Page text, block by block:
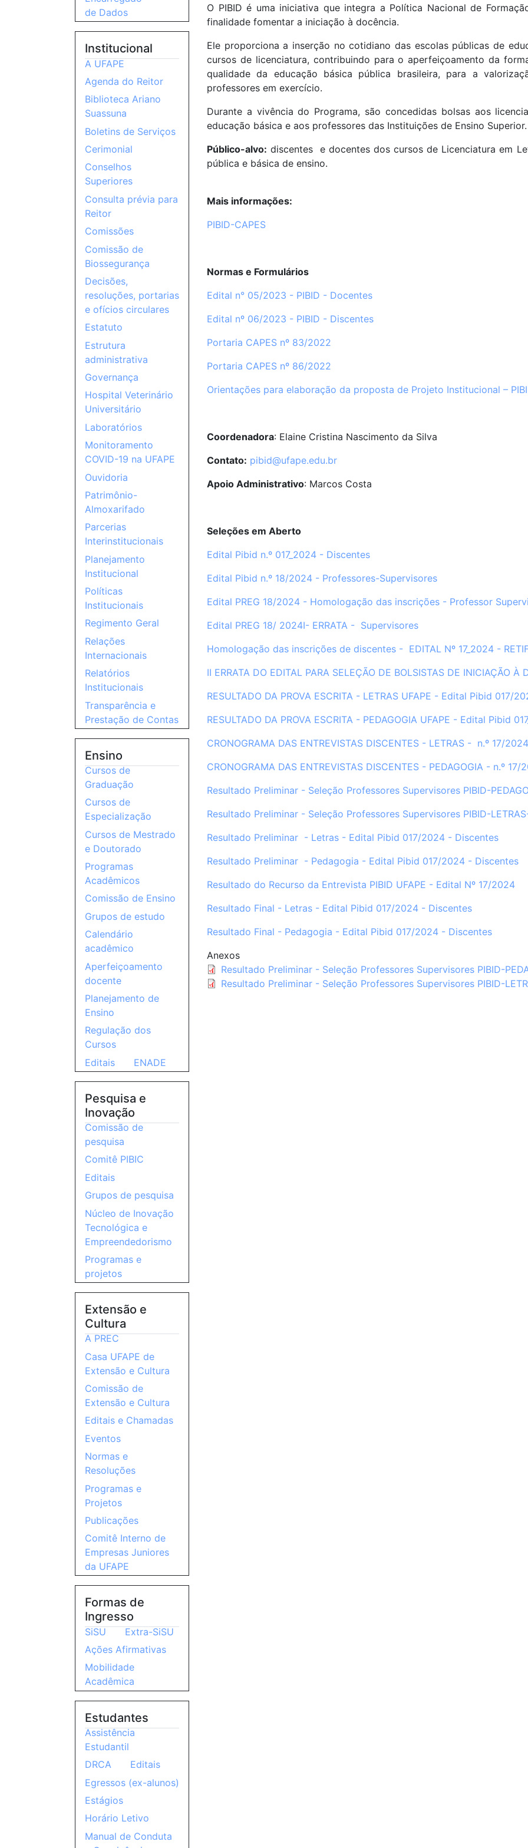
O PIBID é uma iniciativa que integra a Política Nacional de
finalidade fomentar a iniciação à docência.
Ele proporciona a inserção no cotidiano das escolas públicas de
cursos de licenciatura, contribuindo para o aperfeiçoamento da
qualidade da educação básica pública brasileira, para a
professores em exercício.
Durante a vivência do Programa, são concedidas bolsas aos
educação básica e aos professores das Instituições de Ensino Superior.
Público-alvo: discentes e docentes dos cursos de Licenciatura em
pública e básica de ensino.
Mais informações:
PIBID-CAPES
Normas e Formulários
Edital n° 05/2023 - PIBID - Docentes
Edital nº 06/2023 - PIBID - Discentes
Portaria CAPES nº 83/2022
Portaria CAPES nº 86/2022
Orientações para elaboração da proposta de Projeto Institucional –
Coordenadora: Elaine Cristina Nascimento da Silva
Contato: pibid@ufape.edu.br
Apoio Administrativo: Marcos Costa
Seleções em Aberto
Edital Pibid n.º 017_2024 - Discentes
Edital Pibid n.º 18/2024 - Professores-Supervisores
Edital PREG 18/2024 - Homologação das inscrições - Professor
Edital PREG 18/ 2024I- ERRATA - Supervisores
Homologação das inscrições de discentes - EDITAL Nº 17_2024 -
II ERRATA DO EDITAL PARA SELEÇÃO DE BOLSISTAS DE INICIAÇÃO
RESULTADO DA PROVA ESCRITA - LETRAS UFAPE - Edital Pibid 017/
RESULTADO DA PROVA ESCRITA - PEDAGOGIA UFAPE - Edital Pibid
CRONOGRAMA DAS ENTREVISTAS DISCENTES - LETRAS - n.º 17/2024
CRONOGRAMA DAS ENTREVISTAS DISCENTES - PEDAGOGIA - n.º 17/
Resultado Preliminar - Seleção Professores Supervisores PIBID-
Resultado Preliminar - Seleção Professores Supervisores PIBID-
Resultado Preliminar - Letras - Edital Pibid 017/2024 - Discentes
Resultado Preliminar - Pedagogia - Edital Pibid 017/2024 - Discentes
Resultado do Recurso da Entrevista PIBID UFAPE - Edital Nº 17/2024
Resultado Final - Letras - Edital Pibid 017/2024 - Discentes
Resultado Final - Pedagogia - Edital Pibid 017/2024 - Discentes
Anexos
Resultado Preliminar - Seleção Professores Supervisores PIBID-
Resultado Preliminar - Seleção Professores Supervisores PIBID-
de Dados
Institucional
A UFAPE
Agenda do Reitor
Biblioteca Ariano
Suassuna
Boletins de Serviços
Cerimonial
Conselhos
Superiores
Consulta prévia para
Reitor
Comissões
Comissão de
Biossegurança
Decisões,
resoluções, portarias
e ofícios circulares
Estatuto
Estrutura
administrativa
Governança
Hospital Veterinário
Universitário
Laboratórios
Monitoramento
COVID-19 na UFAPE
Ouvidoria
Patrimônio-
Almoxarifado
Parcerias
Interinstitucionais
Planejamento
Institucional
Políticas
Institucionais
Regimento Geral
Relações
Internacionais
Relatórios
Institucionais
Transparência e
Prestação de Contas
Ensino
Cursos de
Graduação
Cursos de
Especialização
Cursos de Mestrado
e Doutorado
Programas
Acadêmicos
Comissão de Ensino
Grupos de estudo
Calendário
acadêmico
Aperfeiçoamento
docente
Planejamento de
Ensino
Regulação dos
Cursos
Editais
ENADE
Pesquisa e
Inovação
Comissão de
pesquisa
Comitê PIBIC
Editais
Grupos de pesquisa
Núcleo de Inovação
Tecnológica e
Empreendedorismo
Programas e
projetos
Extensão e
Cultura
A PREC
Casa UFAPE de
Extensão e Cultura
Comissão de
Extensão e Cultura
Editais e Chamadas
Eventos
Normas e
Resoluções
Programas e
Projetos
Publicações
Comitê Interno de
Empresas Juniores
da UFAPE
Formas de
Ingresso
SiSU
Extra-SiSU
Ações Afirmativas
Mobilidade
Acadêmica
Estudantes
Assistência
Estudantil
DRCA
Editais
Egressos (ex-alunos)
Estágios
Horário Letivo
Manual de Conduta